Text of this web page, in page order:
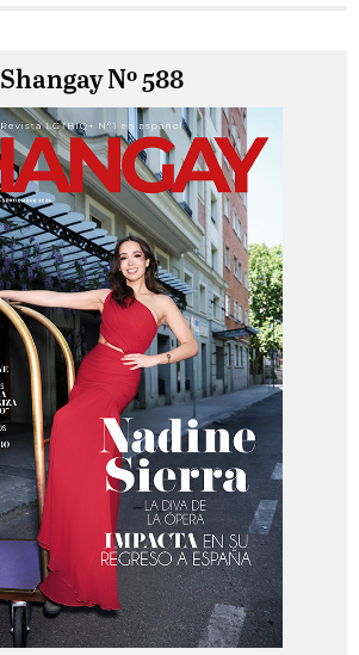
Shangay Nº 588